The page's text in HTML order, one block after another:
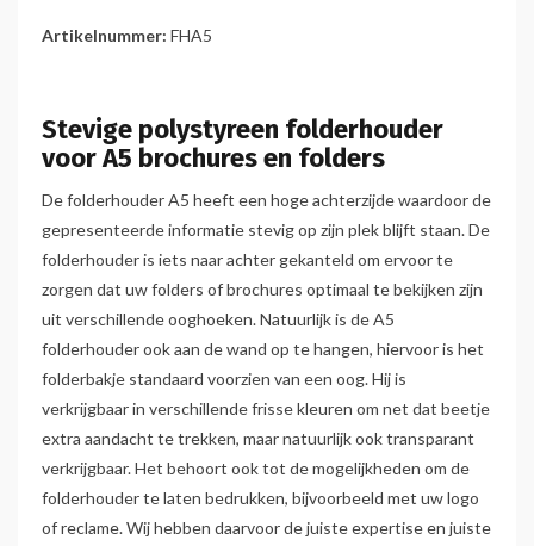
Artikelnummer: FHA5
Stevige polystyreen folderhouder
voor A5 brochures en folders
De folderhouder A5 heeft een hoge achterzijde waardoor de
gepresenteerde informatie stevig op zijn plek blijft staan. De
folderhouder is iets naar achter gekanteld om ervoor te
zorgen dat uw folders of brochures optimaal te bekijken zijn
uit verschillende ooghoeken. Natuurlijk is de A5
folderhouder ook aan de wand op te hangen, hiervoor is het
folderbakje standaard voorzien van een oog. Hij is
verkrijgbaar in verschillende frisse kleuren om net dat beetje
extra aandacht te trekken, maar natuurlijk ook transparant
verkrijgbaar. Het behoort ook tot de mogelijkheden om de
folderhouder te laten bedrukken, bijvoorbeeld met uw logo
of reclame. Wij hebben daarvoor de juiste expertise en juiste